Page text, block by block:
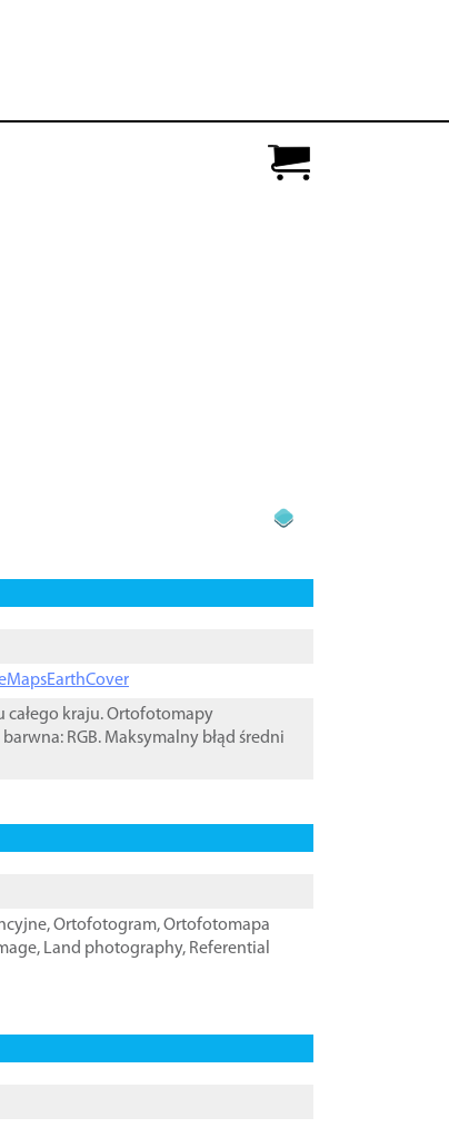
kraju. Ortofotomapy
RGB. Maksymalny błąd średni
,Ortofotogram,Ortofotomapa
, Land photography, Referential